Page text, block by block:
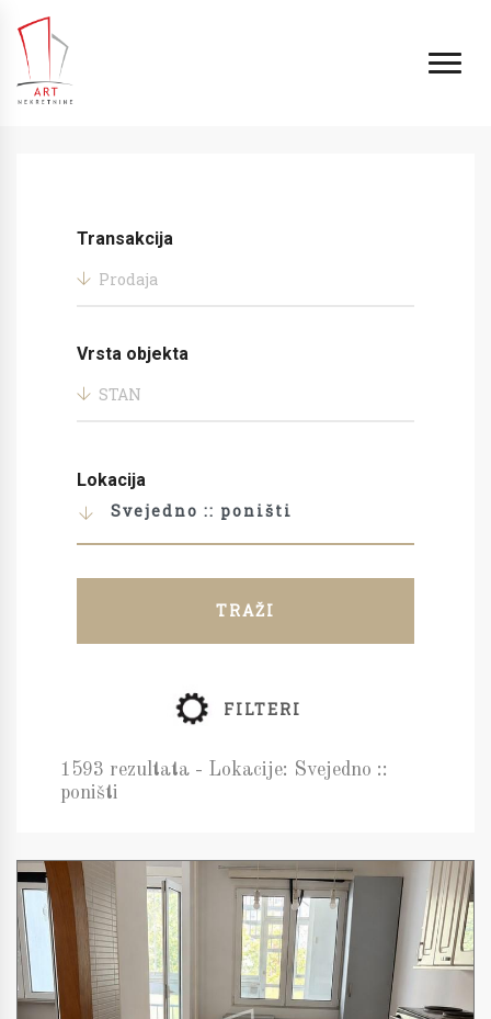
Transakcija
Prodaja
Vrsta objekta
STAN
Lokacija
Svejedno :: poništi
TRAŽI
FILTERI
1593 rezultata - Lokacije: Svejedno ::
poništi